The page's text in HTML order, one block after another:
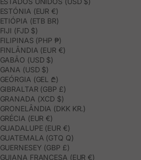
ESTÓNIA (EUR €)
ETIÓPIA (ETB BR)
FIJI (FJD $)
FILIPINAS (PHP ₱)
FINLÂNDIA (EUR €)
GABÃO (USD $)
GANA (USD $)
GEÓRGIA (GEL ₾)
GIBRALTAR (GBP £)
GRANADA (XCD $)
GRONELÂNDIA (DKK KR.)
GRÉCIA (EUR €)
GUADALUPE (EUR €)
GUATEMALA (GTQ Q)
GUERNESEY (GBP £)
GUIANA FRANCESA (EUR €)